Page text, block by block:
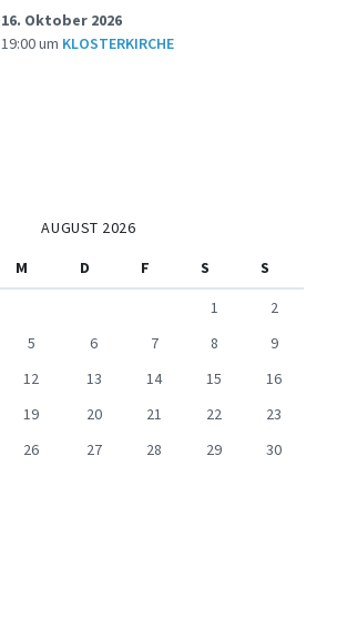
16. Oktober 2026
19:00um KLOSTERKIRCHE
AUGUST 2026
M D F S
S
1
2
5 6 7 8
9
12 13 14 15
16
19 20 21 22
23
26 27 28 29
30